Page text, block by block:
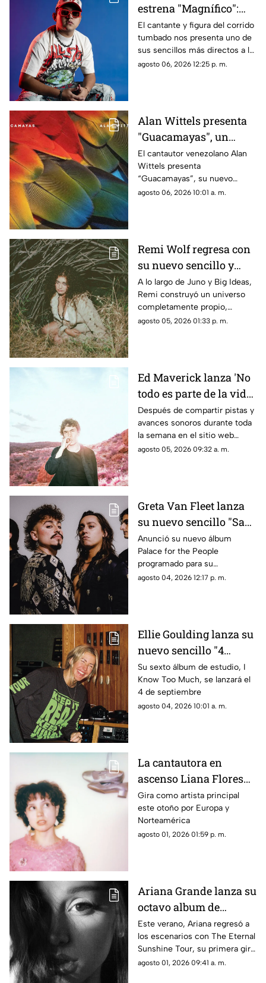
estrena "Magnífico":
cuando el amor se
vuelve dulce venganza
El cantante y figura del corrido
tumbado nos presenta uno de
sus sencillos más directos a la
fecha, pues amparado por su
importar lo que digan los
demás
agosto 06, 2026 12:25 p. m.
Alan Wittels presenta
"Guacamayas", un
homenaje musical a la
identidad, las nostalgia
y el sentido de
pertenencia
El cantautor venezolano Alan
Wittels presenta
“Guacamayas”, su nuevo
sencillo disponible a partir del
vínculos emocionales que nos
conectan con el lugar al que
llamamos hogar.
agosto 06, 2026 10:01 a. m.
Remi Wolf regresa con
su nuevo sencillo y
video 'Twiggy'
A lo largo de Juno y Big Ideas,
Remi construyó un universo
completamente propio,
convirtiéndose en el proceso
agosto 05, 2026 01:33 p. m.
Ed Maverick lanza 'No
todo es parte de la vida',
el primero de dos
nuevos sencillos a
estrenarse
Después de compartir pistas y
avances sonoros durante toda
la semana en el sitio web
esrutayerma.com, Ed Maverick
agosto 05, 2026 09:32 a. m.
Greta Van Fleet lanza
su nuevo sencillo "Saw
you stand"
Anunció su nuevo álbum
Palace for the People
programado para su
lanzamiento el 9 de octubre
agosto 04, 2026 12:17 p. m.
Ellie Goulding lanza su
nuevo sencillo "4
seasons"
Su sexto álbum de estudio, I
Know Too Much, se lanzará el
4 de septiembre
agosto 04, 2026 10:01 a. m.
La cantautora en
ascenso Liana Flores
anuncia su nuevo EP
'And So It Goes'
Gira como artista principal
este otoño por Europa y
Norteamérica
agosto 01, 2026 01:59 p. m.
Ariana Grande lanza su
octavo album de
estudio "Petal" ya
disponible
Este verano, Ariana regresó a
los escenarios con The Eternal
Sunshine Tour, su primera gira
mundial en más de siete años.
agosto 01, 2026 09:41 a. m.